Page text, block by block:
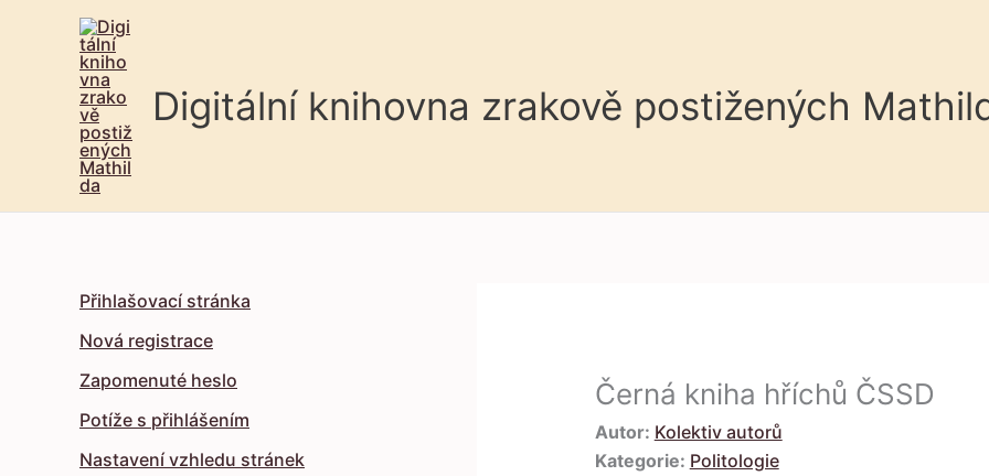
Digitální knihovna zrakově postižených
Přihlašovací stránka
Nová registrace
Zapomenuté heslo
Potíže s přihlášením
Nastavení vzhledu stránek
Černá kniha hříchů ČSSD
Autor: Kolektiv autorů
Kategorie: Politologie